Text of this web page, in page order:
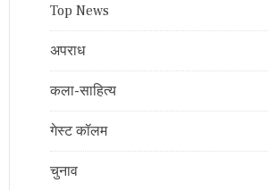
Top News
अपराध
कला-साहित्य
गेस्ट कॉलम
चुनाव